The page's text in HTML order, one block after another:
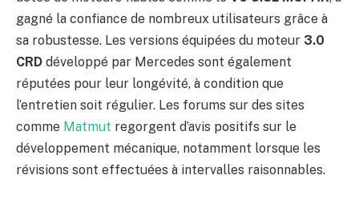
gagné la confiance de nombreux utilisateurs grâce à
sa robustesse. Les versions équipées du moteur 3.0
CRD développé par Mercedes sont également
réputées pour leur longévité, à condition que
l’entretien soit régulier. Les forums sur des sites
comme Matmut regorgent d’avis positifs sur le
développement mécanique, notamment lorsque les
révisions sont effectuées à intervalles raisonnables.